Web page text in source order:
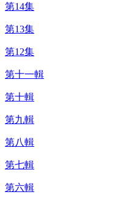
第14集
第13集
第12集
第十一輯
第十輯
第九輯
第八輯
第七輯
第六輯